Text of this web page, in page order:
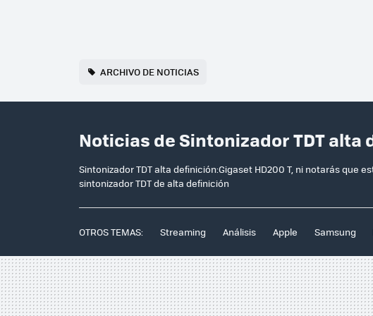
ARCHIVO DE NOTICIAS
Noticias de Sintonizador TDT alta
Sintonizador TDT alta definición:Gigaset HD200 T, ni notarás que
sintonizador TDT de alta definición
OTROS TEMAS: Streaming Análisis Apple Samsung